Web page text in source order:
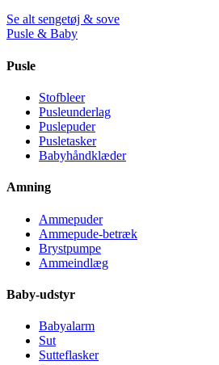
Se alt sengetøj & sove
Pusle & Baby
Pusle
Stofbleer
Pusleunderlag
Puslepuder
Pusletasker
Babyhåndklæder
Amning
Ammepuder
Ammepude-betræk
Brystpumpe
Ammeindlæg
Baby-udstyr
Babyalarm
Sut
Sutteflasker